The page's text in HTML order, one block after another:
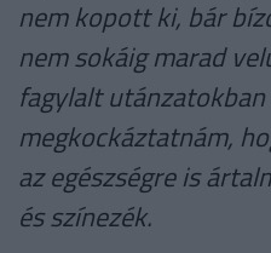
nem kopott ki, bár
nem sokáig marad
fagylalt
megkockáztatnám,
az egészségre is
és színezék.